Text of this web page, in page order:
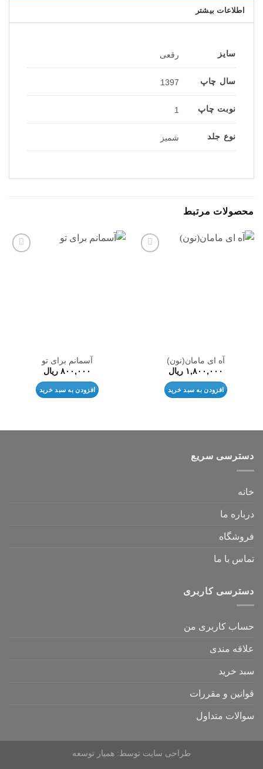
اطلاعات بیشتر
سایز رقعی
سال چاپ 1397
نوبت چاپ 1
نوع جلد شمیز
محصولات مرتبط
آه ای مامان(نون)
۱,۸۰۰,۰۰۰ ریال
افزودن به سبد خرید
آسمانم برای تو
۸۰۰,۰۰۰ ریال
افزودن به سبد خرید
دسترسی سریع
خانه
درباره ما
فروشگاه
تماس با ما
دسترسی کاربری
حساب کاربری من
علاقه مندی
سبد خرید
قوانین و مقررات
سوالات متداول
طراحی سایت توسط: همیار توسعه